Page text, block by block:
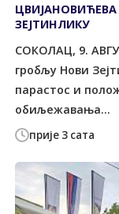
прије 3 сата
ЗЕЈТИНЛИКУ
СОКОЛАЦ, 9.
гробљу Нови
парастос и
обиљежавања...